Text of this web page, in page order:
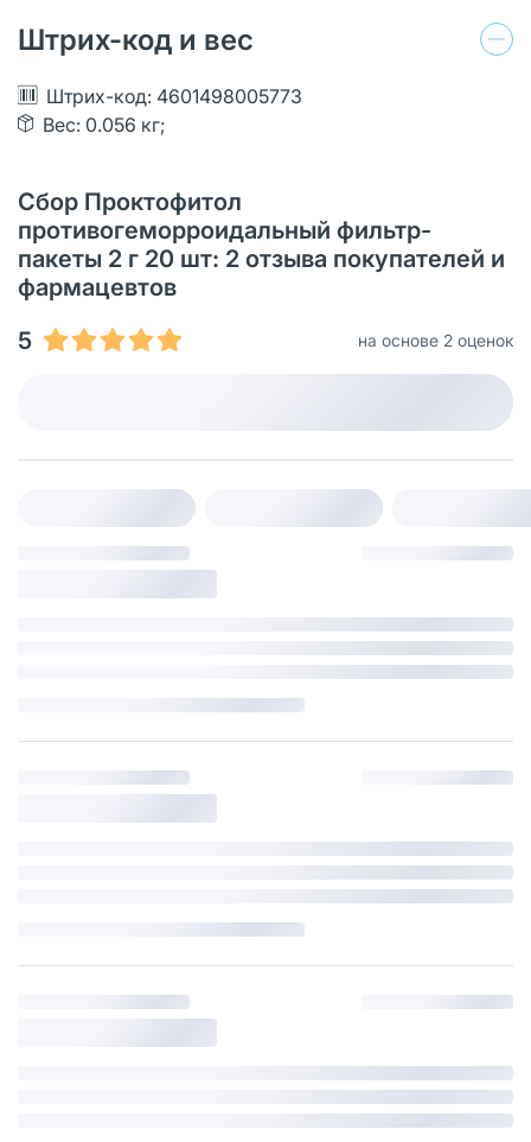
Штрих-код и вес
Штрих-код: 4601498005773
Вес: 0.056 кг;
Сбор Проктофитол
противогеморроидальный фильтр-
пакеты 2 г 20 шт: 2 отзыва покупателей и
фармацевтов
5
на основе 2 оценок